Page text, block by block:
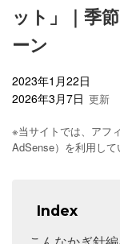
パターン
ット」｜季
ーン
2023年1月22日
2026年3月7日
※当サイトでは、アフ
AdSense）を利用して
Index